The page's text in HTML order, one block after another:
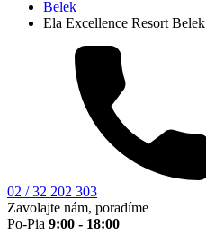
Belek
Ela Excellence Resort Belek
02 / 32 202 303
Zavolajte nám, poradíme
Po-Pia 9:00 - 18:00